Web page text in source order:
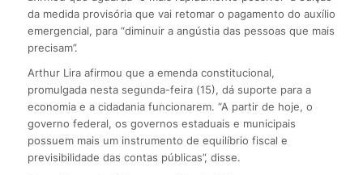
da medida provisória que vai retomar o pagamento do auxílio
emergencial, para “diminuir a angústia das pessoas que mais
precisam”.
Arthur Lira afirmou que a emenda constitucional,
promulgada nesta segunda-feira (15), dá suporte para a
economia e a cidadania funcionarem. “A partir de hoje, o
governo federal, os governos estaduais e municipais
possuem mais um instrumento de equilíbrio fiscal e
previsibilidade das contas públicas”, disse.